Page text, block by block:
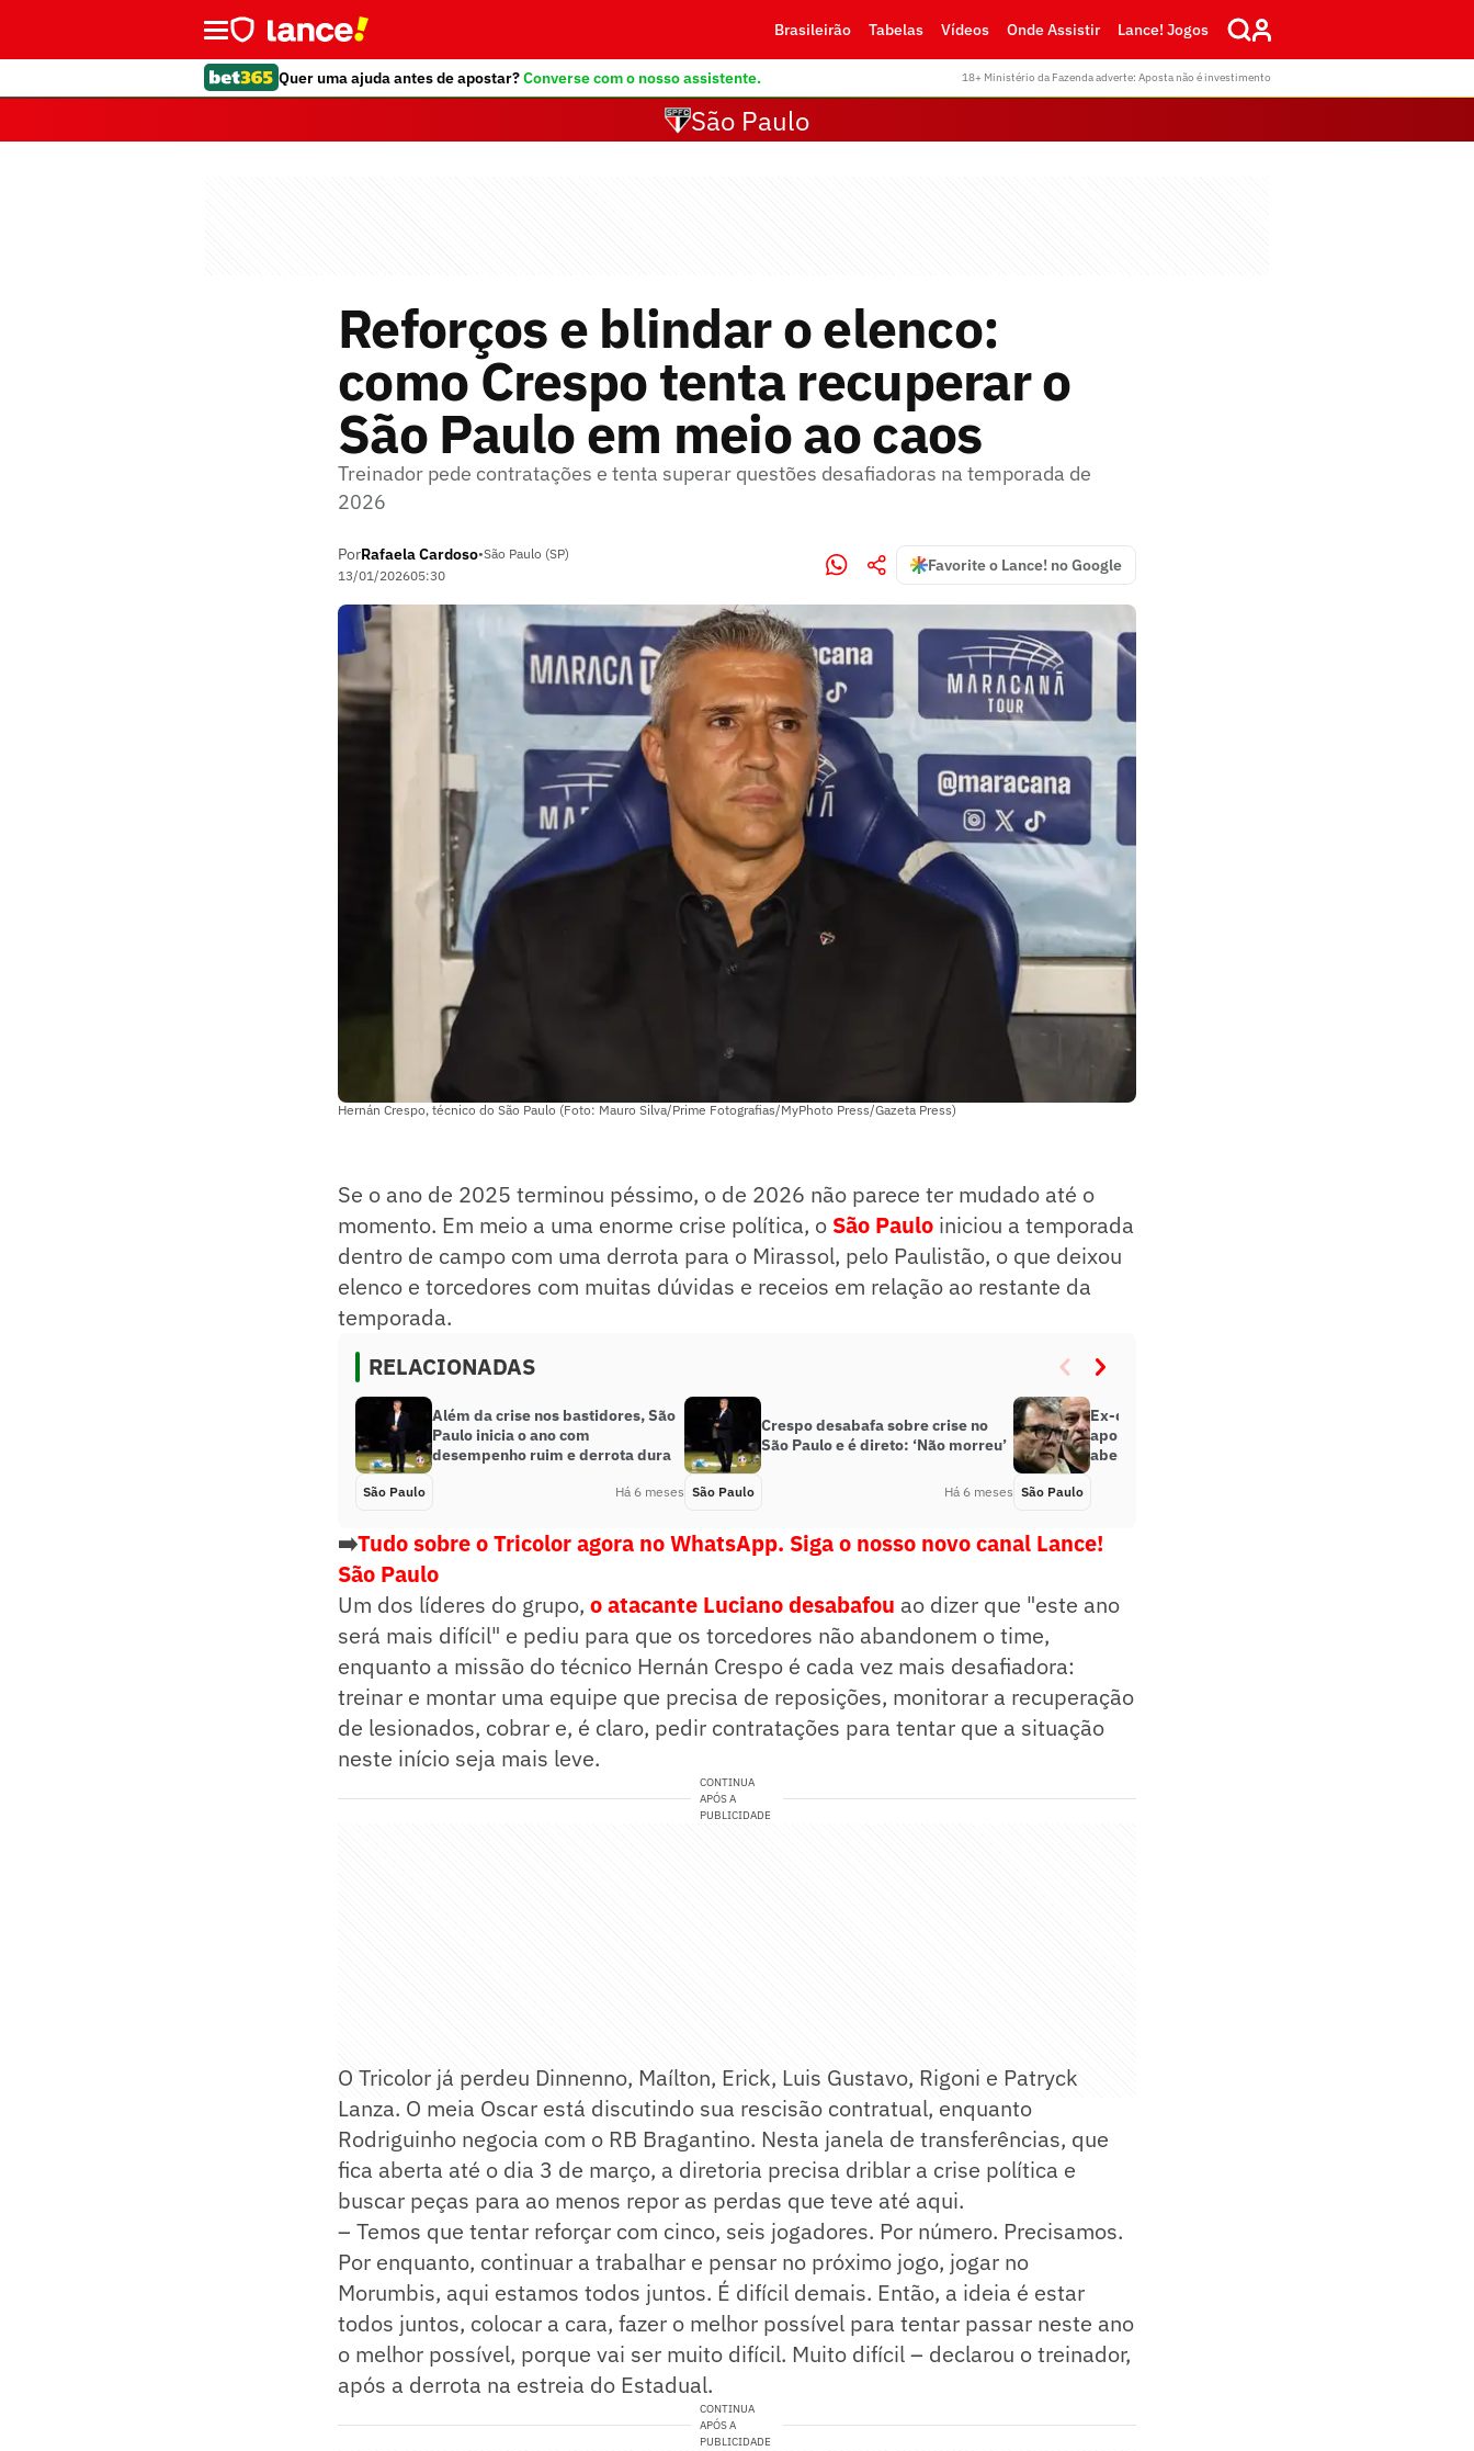
Brasileirão Tabelas Vídeos Onde Assistir Lance! Jogos
Quer uma ajuda antes de apostar?Converse com o nosso assistente. 18+ Ministério da Fazenda adverte: Aposta não é investimento
São Paulo
Reforços e blindar o elenco:
como Crespo tenta recuperar o
São Paulo em meio ao caos
Treinador pede contratações e tenta superar questões desafiadoras na temporada de
2026
PorRafaela Cardoso•São Paulo (SP)
13/01/202605:30
Favorite o Lance! no Google
Hernán Crespo, técnico do São Paulo (Foto: Mauro Silva/Prime Fotografias/MyPhoto Press/Gazeta Press)
Se o ano de 2025 terminou péssimo, o de 2026 não parece ter mudado até o
momento. Em meio a uma enorme crise política, o São Paulo iniciou a temporada
dentro de campo com uma derrota para o Mirassol, pelo Paulistão, o que deixou
elenco e torcedores com muitas dúvidas e receios em relação ao restante da
temporada.
RELACIONADAS
Além da crise nos bastidores, São
Paulo inicia o ano com
desempenho ruim e derrota dura
São Paulo Há 6 meses
Crespo desabafa sobre crise no
São Paulo e é direto: ‘Não morreu’
São Paulo Há 6 meses
Ex-diretor do São Paulo é
apontado em investigação após
abertura de 15 empresas
São Paulo
➡️Tudo sobre o Tricolor agora no WhatsApp. Siga o nosso novo canal Lance!
São Paulo
Um dos líderes do grupo, o atacante Luciano desabafou ao dizer que "este ano
será mais difícil" e pediu para que os torcedores não abandonem o time,
enquanto a missão do técnico Hernán Crespo é cada vez mais desafiadora:
treinar e montar uma equipe que precisa de reposições, monitorar a recuperação
de lesionados, cobrar e, é claro, pedir contratações para tentar que a situação
neste início seja mais leve.
CONTINUA
APÓS A
PUBLICIDADE
O Tricolor já perdeu Dinnenno, Maílton, Erick, Luis Gustavo, Rigoni e Patryck
Lanza. O meia Oscar está discutindo sua rescisão contratual, enquanto
Rodriguinho negocia com o RB Bragantino. Nesta janela de transferências, que
fica aberta até o dia 3 de março, a diretoria precisa driblar a crise política e
buscar peças para ao menos repor as perdas que teve até aqui.
– Temos que tentar reforçar com cinco, seis jogadores. Por número. Precisamos.
Por enquanto, continuar a trabalhar e pensar no próximo jogo, jogar no
Morumbis, aqui estamos todos juntos. É difícil demais. Então, a ideia é estar
todos juntos, colocar a cara, fazer o melhor possível para tentar passar neste ano
o melhor possível, porque vai ser muito difícil. Muito difícil – declarou o treinador,
após a derrota na estreia do Estadual.
CONTINUA
APÓS A
PUBLICIDADE